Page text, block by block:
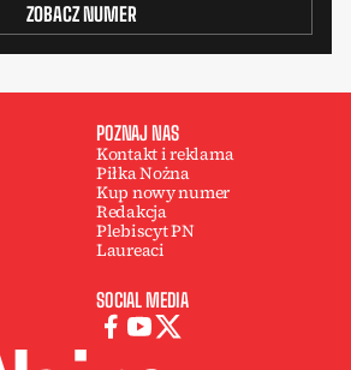
ZOBACZ NUMER
POZNAJ NAS
Kontakt i reklama
Piłka Nożna
Kup nowy numer
Redakcja
Plebiscyt PN
Laureaci
SOCIAL MEDIA